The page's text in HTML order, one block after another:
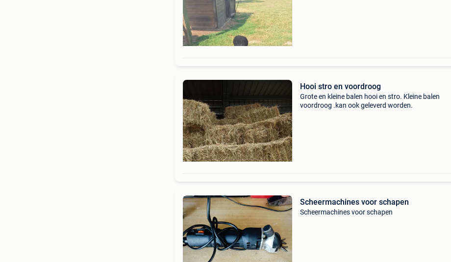
Hooi stro en voordroog
Grote en kleine balen hooi en stro. Kleine balen
voordroog .kan ook geleverd worden.
Scheermachines voor schapen
Scheermachines voor schapen